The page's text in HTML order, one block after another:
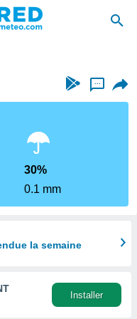
...
30%
0.1 mm
la semaine
Installer